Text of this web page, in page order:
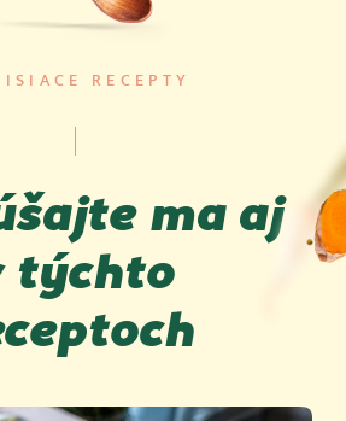
2.6 g
na/v 100 g produktu
RECEPTY
ma aj
týchto